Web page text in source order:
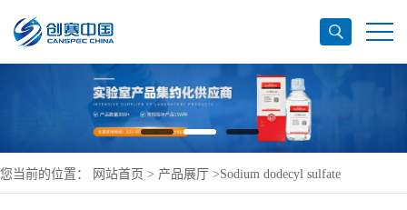
您当前的位置： 网站首页 > 产品展厅 >Sodium dodecyl sulfate